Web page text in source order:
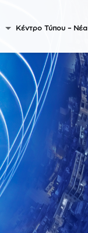
Κέντρο Τύπου – Νέα